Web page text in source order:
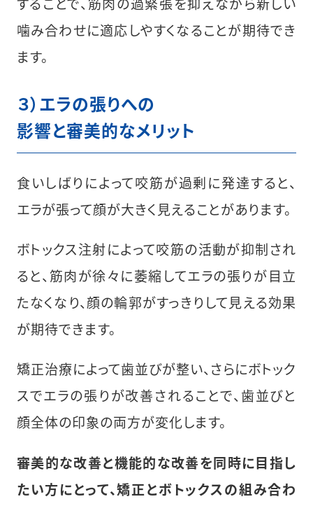
噛み合わせに適応しやすくなることが期待でき
ます。
３）エラの張りへの
影響と審美的なメリット
食いしばりによって咬筋が過剰に発達すると、
エラが張って顔が大きく見えることがあります。
ボトックス注射によって咬筋の活動が抑制され
ると、筋肉が徐々に萎縮してエラの張りが目立
たなくなり、顔の輪郭がすっきりして見える効果
が期待できます。
矯正治療によって歯並びが整い、さらにボトック
スでエラの張りが改善されることで、歯並びと
顔全体の印象の両方が変化します。
審美的な改善と機能的な改善を同時に目指し
たい方にとって、矯正とボトックスの組み合わ